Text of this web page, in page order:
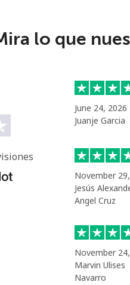
lo que
June 24, 2026
Juanje Garcia
November
Jesús
Angel Cruz
November
Marvin Ulises
Navarro